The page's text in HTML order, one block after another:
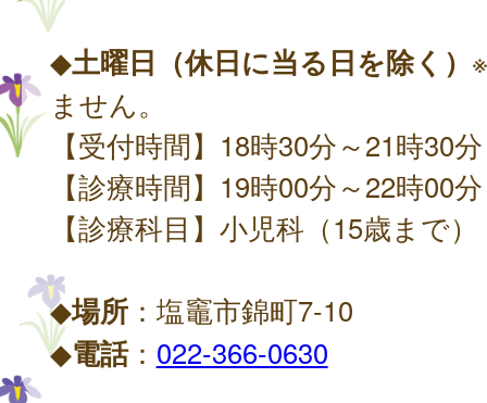
◆土曜日（休日に当る日を除く）
ません。
【受付時間】18時30分～21時30分
【診療時間】19時00分～22時00分
【診療科目】小児科（15歳まで）
◆場所：塩竈市錦町7-10
◆電話： 022-366-0630